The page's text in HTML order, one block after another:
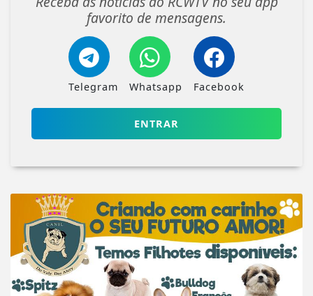
favorito de mensagens.
Telegram Whatsapp Facebook
ENTRAR